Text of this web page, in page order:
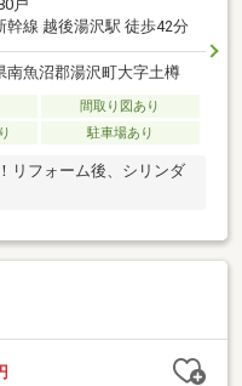
戸
幹線 越後湯沢駅 徒歩42分
南魚沼郡湯沢町大字土樽
間取り図あり
駐車場あり
リフォーム後、シリンダ